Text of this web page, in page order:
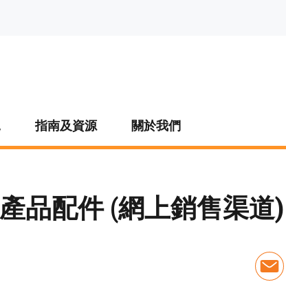
指南及資源 關於我們
品配件 (網上銷售渠道)